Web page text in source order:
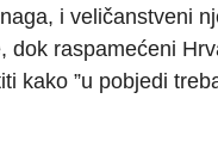
i veličanstveni
dok raspamećeni
kako ”u pobjedi